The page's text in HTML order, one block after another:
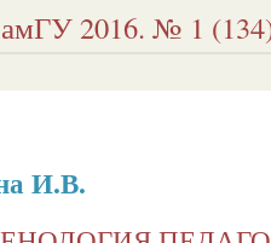
2016. № 1
И.В.